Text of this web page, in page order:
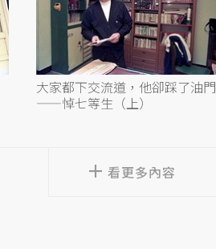
大家都下交流道，他卻踩了油門
——悼七等生（上）
看更多內容